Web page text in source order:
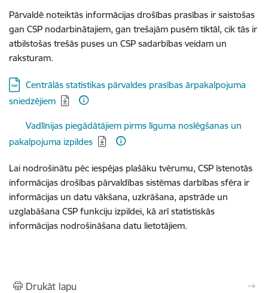
Pārvaldē noteiktās informācijas drošības prasības ir saistošas
gan CSP nodarbinātajiem, gan trešajām pusēm tiktāl, cik tās ir
atbilstošas trešās puses un CSP sadarbības veidam un
raksturam.
Lejupielādēt:
Centrālās statistikas pārvaldes prasības ārpakalpojuma
sniedzējiem
Lejupielādēt:
Vadlīnijas piegādātājiem pirms līguma noslēgšanas un
pakalpojuma izpildes
Lai nodrošinātu pēc iespējas plašāku tvērumu, CSP īstenotās
informācijas drošības pārvaldības sistēmas darbības sfēra ir
informācijas un datu vākšana, uzkrāšana, apstrāde un
uzglabāšana CSP funkciju izpildei, kā arī statistiskās
informācijas nodrošināšana datu lietotājiem.
Drukāt lapu